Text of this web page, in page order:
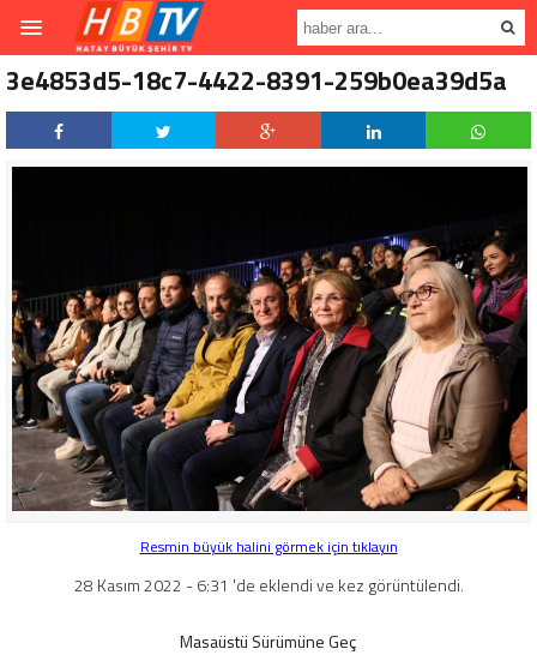
3e4853d5-18c7-4422-8391-259b0ea39d5a
Resmin büyük halini görmek için tıklayın
28 Kasım 2022 - 6:31 'de eklendi ve kez görüntülendi.
Masaüstü Sürümüne Geç